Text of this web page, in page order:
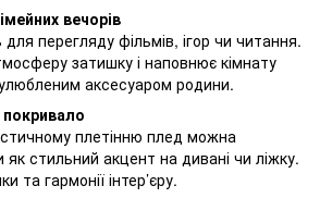
вечорів
перегляду фільмів, ігор чи читання.
затишку і наповнює кімнату
аксесуаром родини.
плетінню плед можна
як стильний акцент на дивані чи ліжку.
та гармонії інтер’єру.